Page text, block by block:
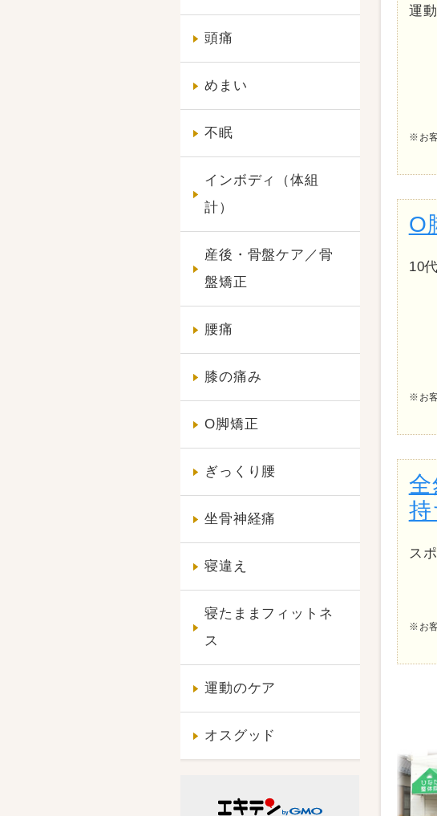
運
※お
O
10
※お
持
ス
※お
頭痛
めまい
不眠
インボディ（体組
計）
産後・骨盤ケア／骨
盤矯正
腰痛
膝の痛み
O脚矯正
ぎっくり腰
坐骨神経痛
寝違え
寝たままフィットネ
ス
運動のケア
オスグッド